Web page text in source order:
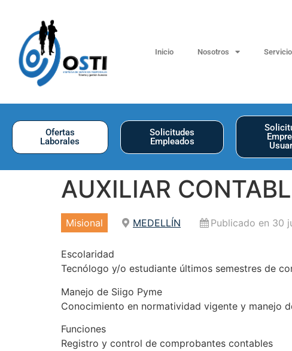
Inicio Nosotros
Ofertas
Laborales
Solicitudes
Empleados
AUXILIAR
Misional MEDELLÍN Publicado en 30
Escolaridad
Tecnólogo y/o estudiante últimos semestres de
Manejo de Siigo Pyme
Conocimiento en normatividad vigente y manejo
Funciones
Registro y control de comprobantes contables